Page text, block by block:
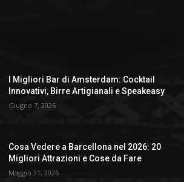
I Migliori Bar di Amsterdam: Cocktail
Innovativi, Birre Artigianali e Speakeasy
Giugno 7, 2026
Cosa Vedere a Barcellona nel 2026: 20
Migliori Attrazioni e Cose da Fare
Maggio 31, 2026